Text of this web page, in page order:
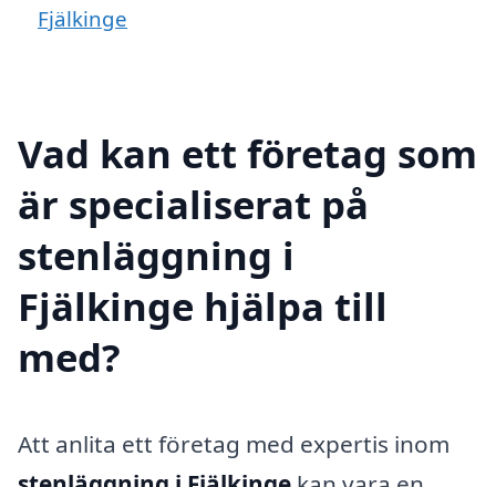
Fjälkinge
Vad kan ett företag som
är specialiserat på
stenläggning i
Fjälkinge hjälpa till
med?
Att anlita ett företag med expertis inom